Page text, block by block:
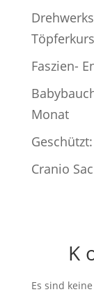
Faszien-
Monat
Geschützt:
Cranio
Es sind